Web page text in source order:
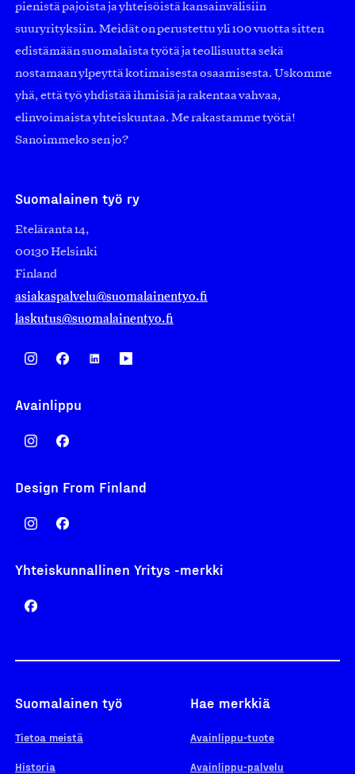
pienistä pajoista ja yhteisöistä kansainvälisiin
suuryrityksiin. Meidät on perustettu yli 100 vuotta sitten
edistämään suomalaista työtä ja teollisuutta sekä
nostamaan ylpeyttä kotimaisesta osaamisesta. Uskomme
yhä, että työ yhdistää ihmisiä ja rakentaa vahvaa,
elinvoimaista yhteiskuntaa. Me rakastamme työtä!
Sanoimmeko sen jo?
Suomalainen työ ry
Eteläranta 14,
00130 Helsinki
Finland
asiakaspalvelu@suomalainentyo.fi
laskutus@suomalainentyo.fi
Avainlippu
Design From Finland
Yhteiskunnallinen Yritys -merkki
Suomalainen työ
Tietoa meistä
Historia
Hae merkkiä
Avainlippu-tuote
Avainlippu-palvelu